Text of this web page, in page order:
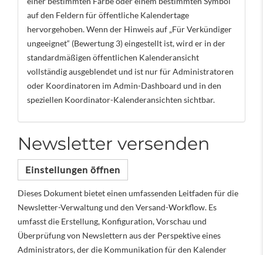
auf den Feldern für öffentliche Kalendertage
hervorgehoben. Wenn der Hinweis auf „Für Verkündiger
ungeeignet“ (Bewertung 3) eingestellt ist, wird er in der
standardmäßigen öffentlichen Kalenderansicht
vollständig ausgeblendet und ist nur für Administratoren
oder Koordinatoren im Admin-Dashboard und in den
speziellen Koordinator-Kalenderansichten sichtbar.
Newsletter versenden
Einstellungen öffnen
Dieses Dokument bietet einen umfassenden Leitfaden für die
Newsletter-Verwaltung und den Versand-Workflow. Es
umfasst die Erstellung, Konfiguration, Vorschau und
Überprüfung von Newslettern aus der Perspektive eines
Administrators, der die Kommunikation für den Kalender